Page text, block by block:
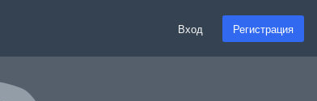
Вход Регистрация